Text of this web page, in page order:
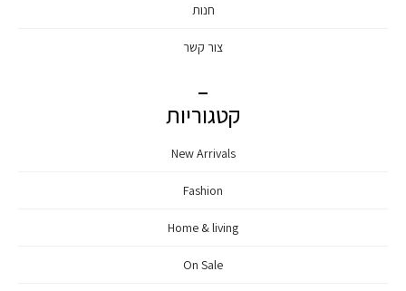
חנות
צור קשר
קטגוריות
New Arrivals
Fashion
Home & living
On Sale